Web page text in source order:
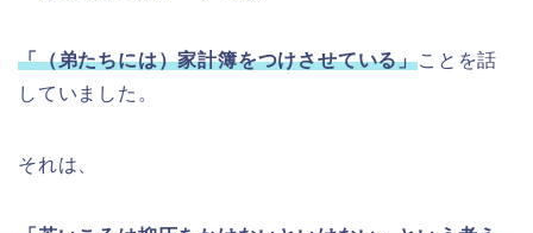
「（弟たちには）家計簿をつけさせている」ことを話
していました。
それは、